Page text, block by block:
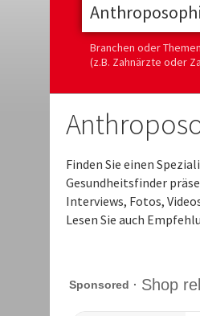
Branchen oder
(z.B. Zahnärzte oder
Finden Sie einen
Gesundheitsfinder
Interviews, Fotos,
Lesen Sie auch